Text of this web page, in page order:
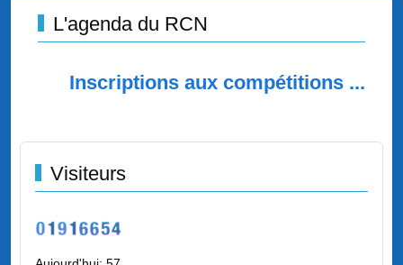
L'agenda du RCN
Inscriptions aux compétitions ...
Visiteurs